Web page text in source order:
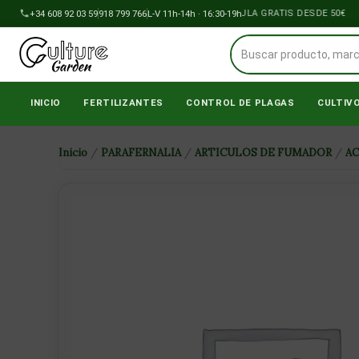
al
contenido
+34 608 92 03 59918 799 766L-V 11h-14h · 16:30-19h
ENVÍOS A PENÍNSULA GRATIS DESDE 50€
INICIO FERTILIZANTES CONTROL DE PLAGAS CULTIVO
Inicio / PARAFERNALIA / ARTICULOS DE FUMADOR /